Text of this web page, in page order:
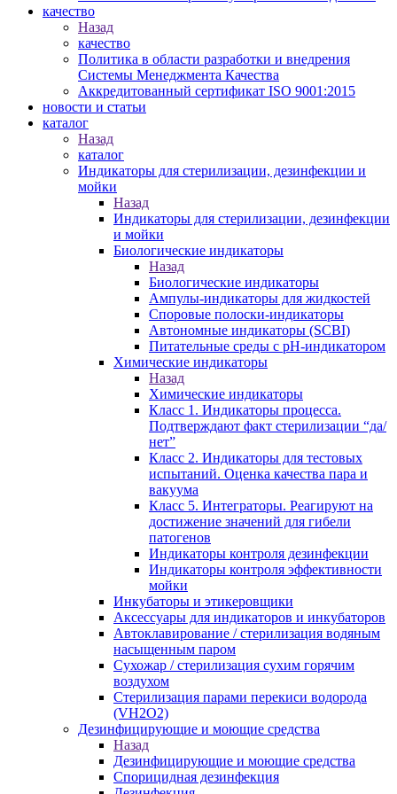
качество
Назад
качество
Политика в области разработки и внедрения
Системы Менеджмента Качества
Аккредитованный сертификат ISO 9001:2015
новости и статьи
каталог
Назад
каталог
Индикаторы для стерилизации, дезинфекции и
мойки
Назад
Индикаторы для стерилизации, дезинфекции
и мойки
Биологические индикаторы
Назад
Биологические индикаторы
Ампулы-индикаторы для жидкостей
Споровые полоски-индикаторы
Автономные индикаторы (SCBI)
Питательные среды с рН-индикатором
Химические индикаторы
Назад
Химические индикаторы
Класс 1. Индикаторы процесса.
Подтверждают факт стерилизации “да/
нет”
Класс 2. Индикаторы для тестовых
испытаний. Оценка качества пара и
вакуума
Класс 5. Интеграторы. Реагируют на
достижение значений для гибели
патогенов
Индикаторы контроля дезинфекции
Индикаторы контроля эффективности
мойки
Инкубаторы и этикеровщики
Аксессуары для индикаторов и инкубаторов
Автоклавирование / стерилизация водяным
насыщенным паром
Сухожар / стерилизация сухим горячим
воздухом
Стерилизация парами перекиси водорода
(VH2O2)
Дезинфицирующие и моющие средства
Назад
Дезинфицирующие и моющие средства
Спорицидная дезинфекция